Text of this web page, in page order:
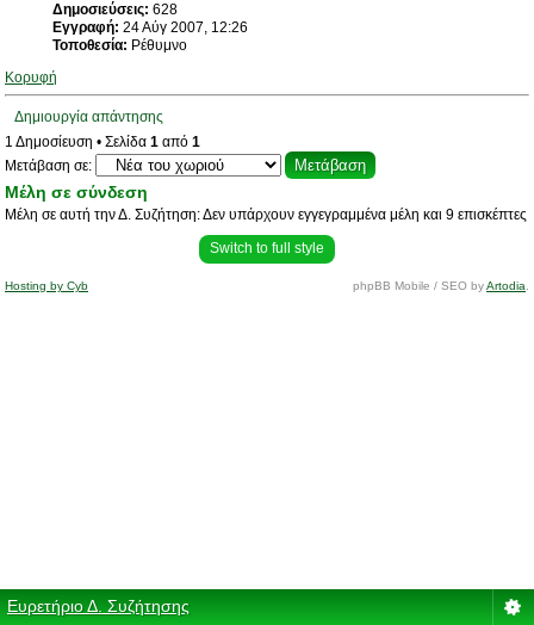
Δημοσιεύσεις: 628
Εγγραφή: 24 Αύγ 2007, 12:26
Τοποθεσία: Ρέθυμνο
Κορυφή
Δημιουργία απάντησης
1 Δημοσίευση • Σελίδα 1 από 1
Μετάβαση σε:
Μέλη σε σύνδεση
Μέλη σε αυτή την Δ. Συζήτηση: Δεν υπάρχουν εγγεγραμμένα μέλη και 9 επισκέπτες
Switch to full style
Hosting by Cyb phpBB Mobile / SEO byArtodia
Ευρετήριο Δ. Συζήτησης